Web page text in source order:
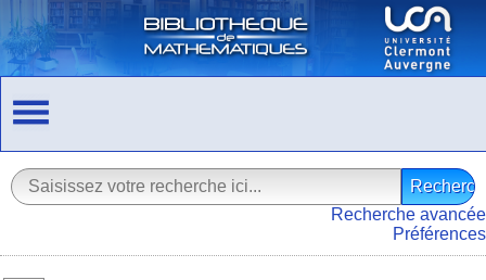
Recherche avancée
Préférences